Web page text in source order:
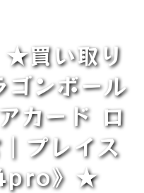
★買い取り
ゴンボール
カード ロ
プレイス
》★